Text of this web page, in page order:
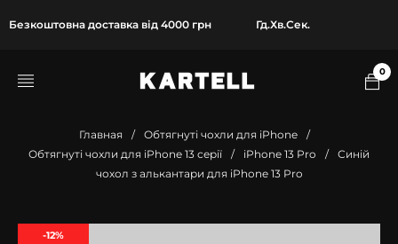
Безкоштовна доставка від 4000 грн Гд.Хв.Сек.
0
Главная / Обтягнуті чохли для iPhone
/
Обтягнуті чохли для iPhone 13 серії
/ iPhone 13 Pro /
Синій
чохол з алькантари для iPhone 13 Pro
-12%